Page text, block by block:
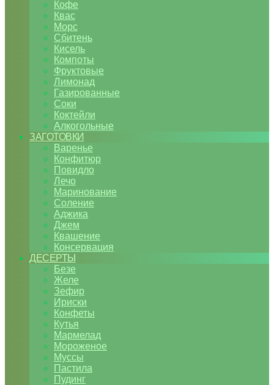
Кофе
Квас
Морс
Сбитень
Кисель
Компоты
Фруктовые
Лимонад
Газированные
Соки
Коктейли
Алкогольные
ЗАГОТОВКИ
Варенье
Конфитюр
Повидло
Лечо
Маринование
Соление
Аджика
Джем
Квашение
Консервация
ДЕСЕРТЫ
Безе
Желе
Зефир
Ириски
Конфеты
Кутья
Мармелад
Мороженое
Муссы
Пастила
Пудинг